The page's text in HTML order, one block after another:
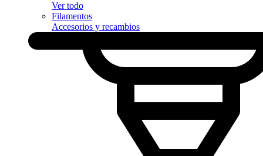
Ver todo
Filamentos
Accesorios y recambios